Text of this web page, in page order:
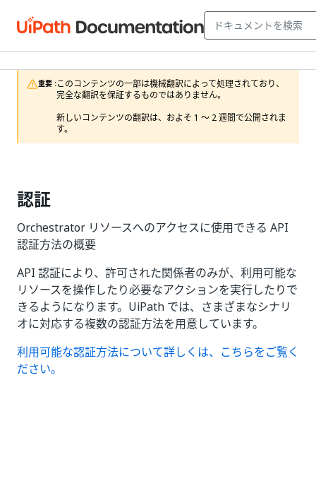
重要 :このコンテンツの一部は機械翻訳によって処理されており、
完全な翻訳を保証するものではありません。
新しいコンテンツの翻訳は、およそ 1 ～ 2 週間で公開されま
す。
認証
Orchestrator リソースへのアクセスに使用できる API
認証方法の概要
API 認証により、許可された関係者のみが、利用可能な
リソースを操作したり必要なアクションを実行したりで
きるようになります。UiPath では、さまざまなシナリ
オに対応する複数の認証方法を用意しています。
利用可能な認証方法について詳しくは、こちらをご覧く
ださい。